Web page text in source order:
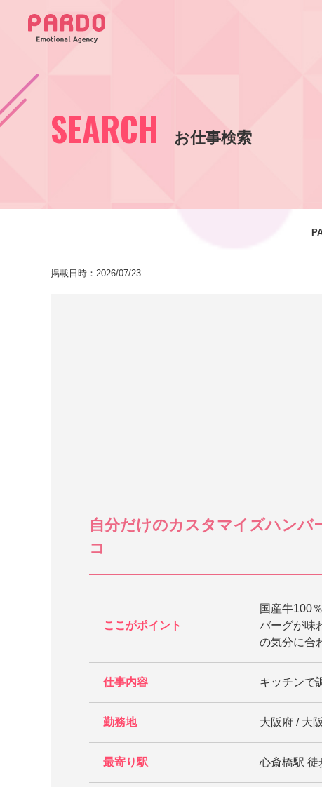
SEARCH お仕事検索
掲載日時：2026/07/23
自分だけのカスタマイズハンバ
コ
ここがポイント
国産牛100
バーグが味
の気分に合
仕事内容 キッチンで
勤務地 大阪府 / 大
最寄り駅 心斎橋駅 徒